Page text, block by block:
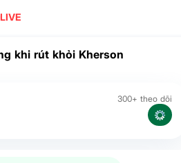
LIVE
khi rút khỏi Kherson
300+ theo dõi